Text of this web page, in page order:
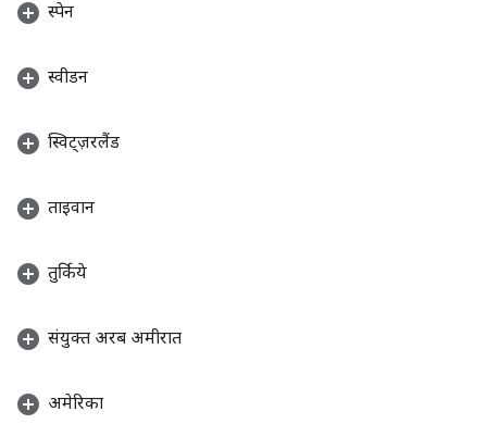
स्पेन
स्वीडन
स्विट्ज़रलैंड
ताइवान
तुर्किये
संयुक्त अरब अमीरात
अमेरिका